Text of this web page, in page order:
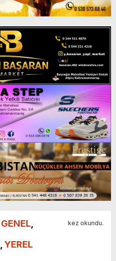
GENEL
YEREL
kez okundu.